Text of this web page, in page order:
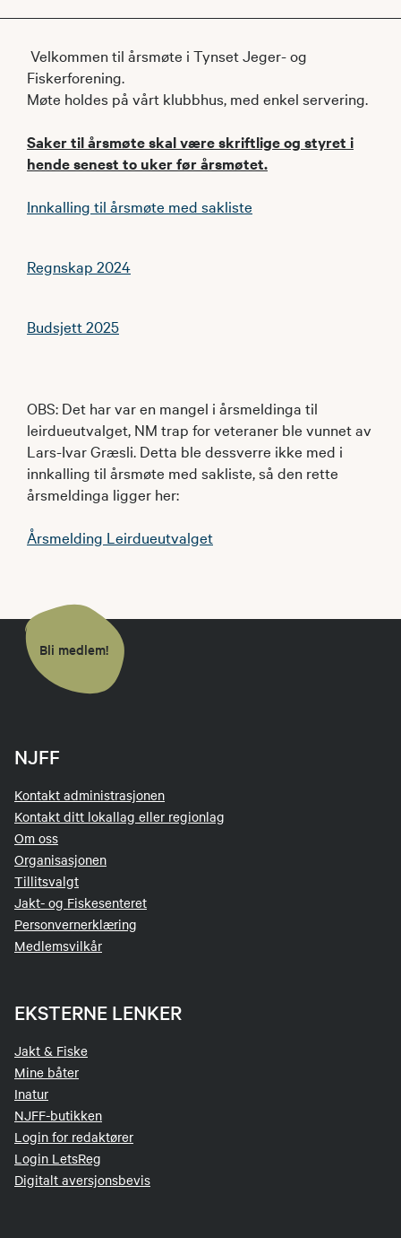
Velkommen til årsmøte i Tynset Jeger- og
Fiskerforening.
Møte holdes på vårt klubbhus, med enkel servering.
Saker til årsmøte skal være skriftlige og styret i
hende senest to uker før årsmøtet.
Innkalling til årsmøte med sakliste
Regnskap 2024
Budsjett 2025
OBS: Det har var en mangel i årsmeldinga til
leirdueutvalget, NM trap for veteraner ble vunnet av
Lars-Ivar Græsli. Detta ble dessverre ikke med i
innkalling til årsmøte med sakliste, så den rette
årsmeldinga ligger her:
Årsmelding Leirdueutvalget
Bli medlem!
NJFF
Kontakt administrasjonen
Kontakt ditt lokallag eller regionlag
Om oss
Organisasjonen
Tillitsvalgt
Jakt- og Fiskesenteret
Personvernerklæring
Medlemsvilkår
EKSTERNE LENKER
Jakt & Fiske
Mine båter
Inatur
NJFF-butikken
Login for redaktører
Login LetsReg
Digitalt aversjonsbevis